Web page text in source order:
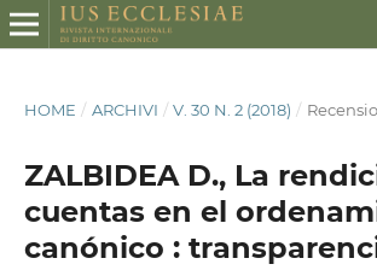
HOME / ARCHIVI / V. 30 N. 2 (2018) /
ZALBIDEA D., La
cuentas en el
canónico :